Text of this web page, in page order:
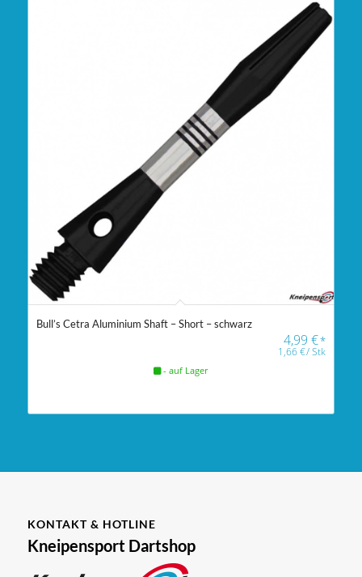
Bull’s Cetra Aluminium Shaft – Short – schwarz
4,99€*
1,66€/Stk
- auf Lager
KONTAKT & HOTLINE
Kneipensport Dartshop